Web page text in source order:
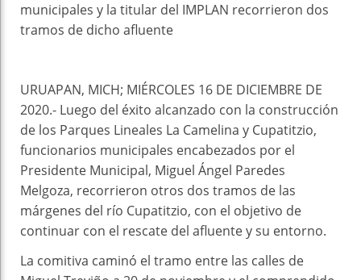
municipales y la titular del IMPLAN recorrieron dos
tramos de dicho afluente
URUAPAN, MICH; MIÉRCOLES 16 DE DICIEMBRE DE
2020.- Luego del éxito alcanzado con la construcción
de los Parques Lineales La Camelina y Cupatitzio,
funcionarios municipales encabezados por el
Presidente Municipal, Miguel Ángel Paredes
Melgoza, recorrieron otros dos tramos de las
márgenes del río Cupatitzio, con el objetivo de
continuar con el rescate del afluente y su entorno.
La comitiva caminó el tramo entre las calles de